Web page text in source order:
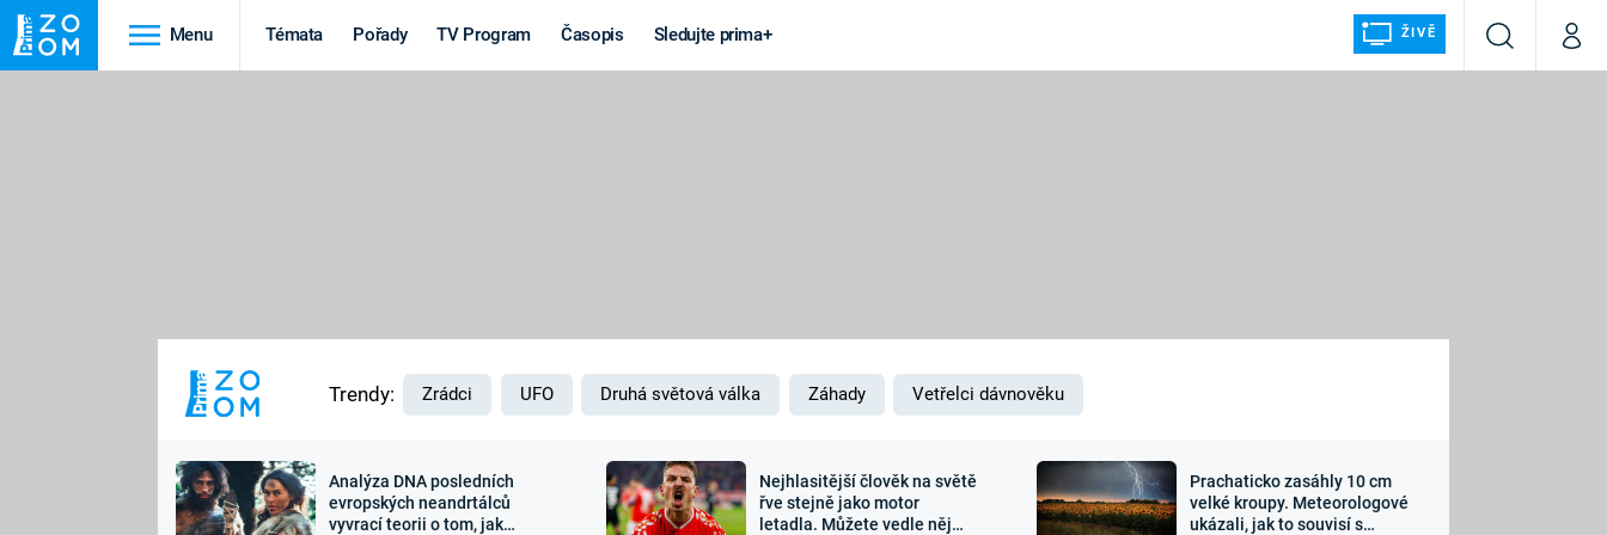
Menu Témata Pořady TV Program Časopis Sledujte prima+ ŽIVĚ
VyhledáváníMůj
MARS
Výročí
Záhady a
Zajímavosti Sledujte nás
Trendy: Zrádci UFO Druhá světová válka Záhady Vetřelci dávnověku
Analýza DNA posledních
evropských neandrtálců
vyvrací teorii o tom, jak
Nejhlasitější člověk na světě
řve stejně jako motor
letadla. Můžete vedle něj
Prachaticko zasáhly 10 cm
velké kroupy. Meteorologové
ukázali, jak to souvisí s